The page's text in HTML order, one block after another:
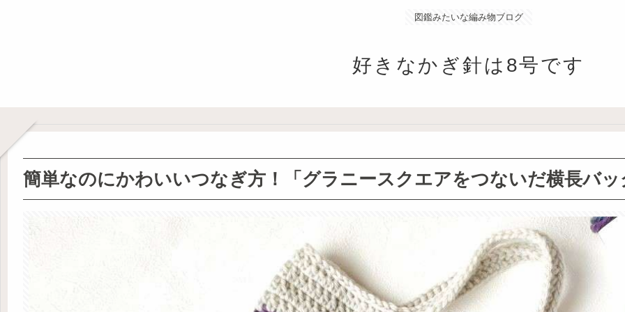
図鑑みたいな編み物ブログ
好きなかぎ針は8号です
簡単なのにかわいいつなぎ方！「グラニースクエアをつないだ横長バッ